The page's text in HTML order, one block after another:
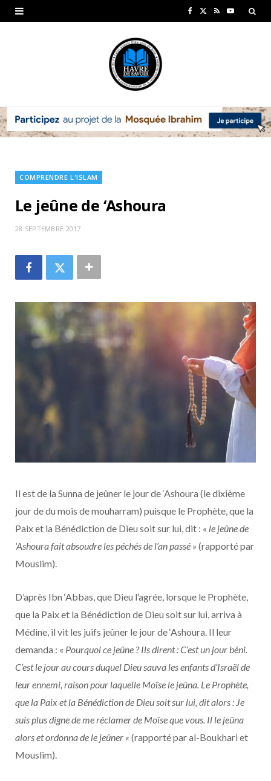
o
R Y
b
COMPRENDRE L'ISLAM
Le jeûne de ‘Ashoura
28 SEPTEMBRE 2017
Il est de la Sunna de jeûner le jour de ‘Ashoura (le dixième
jour de du mois de mouharram) puisque le Prophète, que la
Paix et la Bénédiction de Dieu soit sur lui, dit : « le jeûne de
‘Ashoura fait absoudre les péchés de l’an passé » (rapporté par
Mouslim).
D’après Ibn ‘Abbas, que Dieu l’agrée, lorsque le Prophète,
que la Paix et la Bénédiction de Dieu soit sur lui, arriva à
Médine, il vit les juifs jeûner le jour de ‘Ashoura. Il leur
demanda : « Pourquoi ce jeûne ? Ils dirent : C’est un jour béni.
C’est le jour au cours duquel Dieu sauva les enfants d’Israël de
leur ennemi, raison pour laquelle Moïse le jeûna. Le Prophète,
que la Paix et la Bénédiction de Dieu soit sur lui, dit alors : Je
suis plus digne de me réclamer de Moïse que vous. Il le jeûna
alors et ordonna de le jeûner « (rapporté par al-Boukhari et
Mouslim).